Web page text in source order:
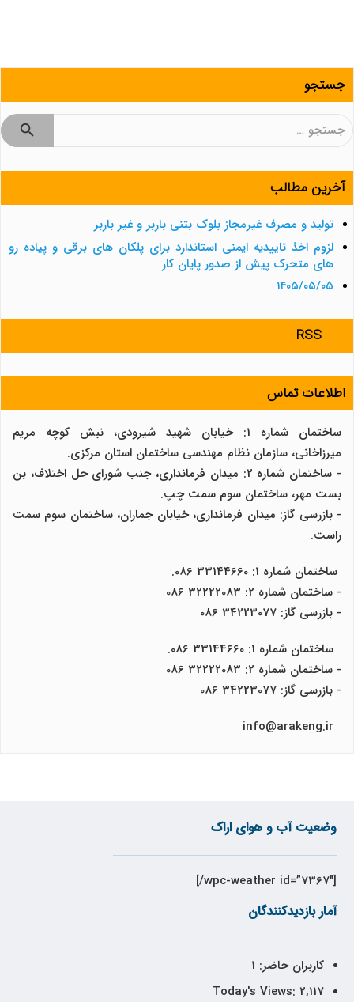
جستجو
جستجو
آخرین مطالب
تولید و مصرف غیرمجاز بلوک بتنی باربر و غیر باربر
لزوم اخذ تاییدیه ایمنی استاندارد برای پلکان های برقی و پیاده رو
های متحرک پیش از صدور پایان کار
۱۴۰۵/۰۵/۰۵
RSS
اطلاعات تماس
ساختمان شماره 1: خیابان شهید شیرودی، نبش کوچه مریم
میرزاخانی، سازمان نظام مهندسی ساختمان استان مرکزی.
- ساختمان شماره 2: میدان فرمانداری، جنب شورای حل اختلاف، بن
بست مهر، ساختمان سوم سمت چپ.
- بازرسی گاز: میدان فرمانداری، خیابان جماران، ساختمان سوم سمت
راست.
ساختمان شماره 1: 33144660 086.
- ساختمان شماره 2: 32222083 086
- بازرسی گاز: 34223077 086
ساختمان شماره 1: 33144660 086.
- ساختمان شماره 2: 32222083 086
- بازرسی گاز: 34223077 086
وضعیت آب و هوای اراک
[wpc-weather id=”7367″/]
آمار بازدیدکنندگان
کاربران حاضر: 1
Today's Views: 2,117